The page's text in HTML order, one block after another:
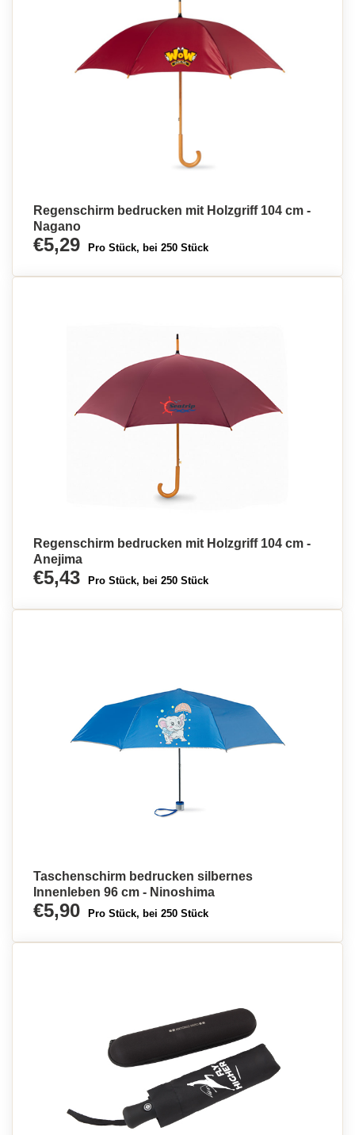
Regenschirm bedrucken mit Holzgriff 104 cm -
Nagano
€5,29 Pro Stück, bei 250 Stück
Regenschirm bedrucken mit Holzgriff 104 cm -
Anejima
€5,43 Pro Stück, bei 250 Stück
Taschenschirm bedrucken silbernes
Innenleben 96 cm - Ninoshima
€5,90 Pro Stück, bei 250 Stück